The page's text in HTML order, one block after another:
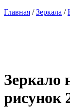
Главная /Зеркала /
Зеркало
рисунок